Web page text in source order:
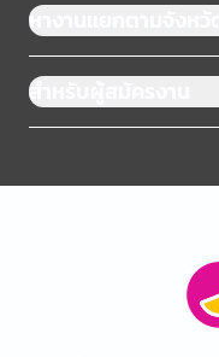
หางานแยกตามจังหวัด
สำหรับผู้สมัครงาน